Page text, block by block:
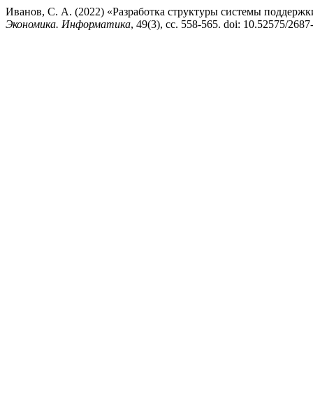
Иванов, С. А. (2022) «Разработка структуры системы
Экономика. Информатика, 49(3), сс. 558-565. doi: 10.52575/